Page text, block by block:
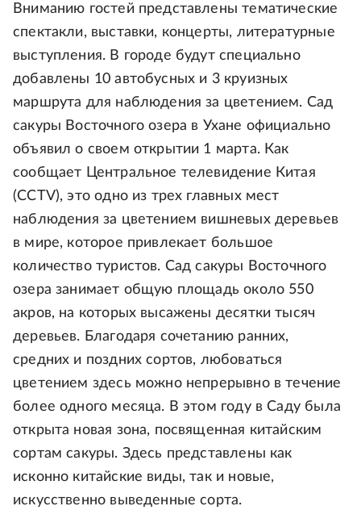
Вниманию гостей представлены тематические
спектакли, выставки, концерты, литературные
выступления. В городе будут специально
добавлены 10 автобусных и 3 круизных
маршрута для наблюдения за цветением. Сад
сакуры Восточного озера в Ухане официально
объявил о своем открытии 1 марта. Как
сообщает Центральное телевидение Китая
(CCTV), это одно из трех главных мест
наблюдения за цветением вишневых деревьев
в мире, которое привлекает большое
количество туристов. Сад сакуры Восточного
озера занимает общую площадь около 550
акров, на которых высажены десятки тысяч
деревьев. Благодаря сочетанию ранних,
средних и поздних сортов, любоваться
цветением здесь можно непрерывно в течение
более одного месяца. В этом году в Саду была
открыта новая зона, посвященная китайским
сортам сакуры. Здесь представлены как
исконно китайские виды, так и новые,
искусственно выведенные сорта.